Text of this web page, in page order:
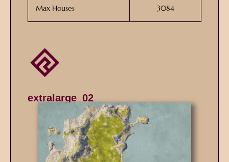
Max Houses 3084
extralarge_02